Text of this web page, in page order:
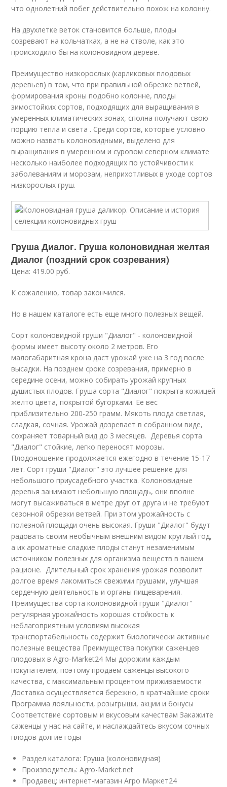
что однолетний побег действительно похож на колонну.
На двухлетке веток становится больше, плоды
созревают на кольчатках, а не на стволе, как это
происходило бы на колоновидном дереве.
Преимущество низкорослых (карликовых плодовых
деревьев) в том, что при правильной обрезке ветвей,
формирования кроны подобно колонне, плоды
зимостойких сортов, подходящих для выращивания в
умеренных климатических зонах, сполна получают свою
порцию тепла и света . Среди сортов, которые условно
можно назвать колоновидными, выделено для
выращивания в умеренном и суровом северном климате
несколько наиболее подходящих по устойчивости к
заболеваниям и морозам, неприхотливых в уходе сортов
низкорослых груш.
Груша Диалог. Груша колоновидная желтая
Диалог (поздний срок созревания)
Цена: 419.00 руб.
К сожалению, товар закончился.
Но в нашем каталоге есть еще много полезных вещей.
Сорт колоновидной груши "Диалог" - колоновидной
формы имеет высоту около 2 метров. Его
малогабаритная крона даст урожай уже на 3 год после
высадки. На позднем сроке созревания, примерно в
середине осени, можно собирать урожай крупных
душистых плодов. Груша сорта "Диалог" покрыта кожицей
желто цвета, покрытой бугорками. Ее вес
приблизительно 200-250 грамм. Мякоть плода светлая,
сладкая, сочная. Урожай дозревает в собранном виде,
сохраняет товарный вид до 3 месяцев. Деревья сорта
"Диалог" стойкие, легко переносят морозы.
Плодоношение продолжается ежегодно в течение 15-17
лет. Сорт груши "Диалог" это лучшее решение для
небольшого приусадебного участка. Колоновидные
деревья занимают небольшую площадь, они вполне
могут высаживаться в метре друг от друга и не требуют
сезонной обрезки ветвей. При этом урожайность с
полезной площади очень высокая. Груши "Диалог" будут
радовать своим необычным внешним видом круглый год,
а их ароматные сладкие плоды станут незаменимым
источником полезных для организма веществ в вашем
рационе. Длительный срок хранения урожая позволит
долгое время лакомиться свежими грушами, улучшая
сердечную деятельность и органы пищеварения.
Преимущества сорта колоновидной груши "Диалог"
регулярная урожайность хорошая стойкость к
неблагоприятным условиям высокая
транспортабельность содержит биологически активные
полезные вещества Преимущества покупки саженцев
плодовых в Agro-Market24 Мы дорожим каждым
покупателем, поэтому продаем саженцы высокого
качества, с максимальным процентом приживаемости
Доставка осуществляется бережно, в кратчайшие сроки
Программа лояльности, розыгрыши, акции и бонусы
Соответствие сортовым и вкусовым качествам Закажите
саженцы у нас на сайте, и наслаждайтесь вкусом сочных
плодов долгие годы
Раздел каталога: Груша (колоновидная)
Производитель: Agro-Market.net
Продавец: интернет-магазин Агро Маркет24